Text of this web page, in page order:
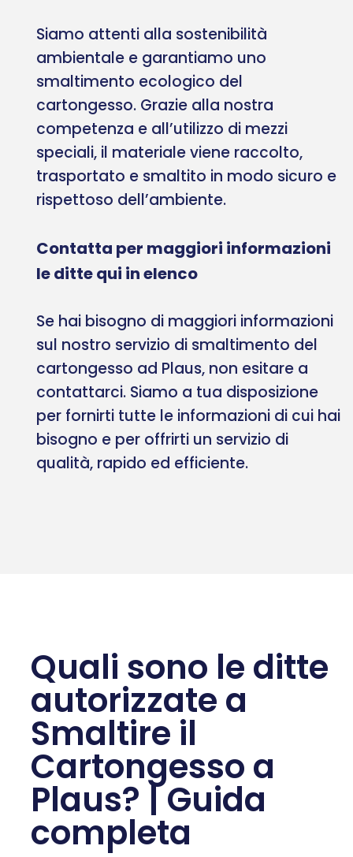
Siamo attenti alla sostenibilità
ambientale e garantiamo uno
smaltimento ecologico del
cartongesso. Grazie alla nostra
competenza e all’utilizzo di mezzi
speciali, il materiale viene raccolto,
trasportato e smaltito in modo sicuro e
rispettoso dell’ambiente.
Contatta per maggiori informazioni
le ditte qui in elenco
Se hai bisogno di maggiori informazioni
sul nostro servizio di smaltimento del
cartongesso ad Plaus, non esitare a
contattarci. Siamo a tua disposizione
per fornirti tutte le informazioni di cui hai
bisogno e per offrirti un servizio di
qualità, rapido ed efficiente.
Quali sono le ditte
autorizzate a
Smaltire il
Cartongesso a
Plaus? | Guida
completa